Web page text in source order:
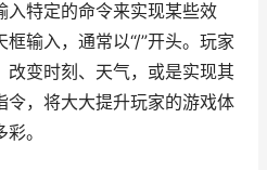
入特定的命令来实现某些效
输入，通常以“/”开头。玩家
改变时刻、天气，或是实现其
令，将大大提升玩家的游戏体
。